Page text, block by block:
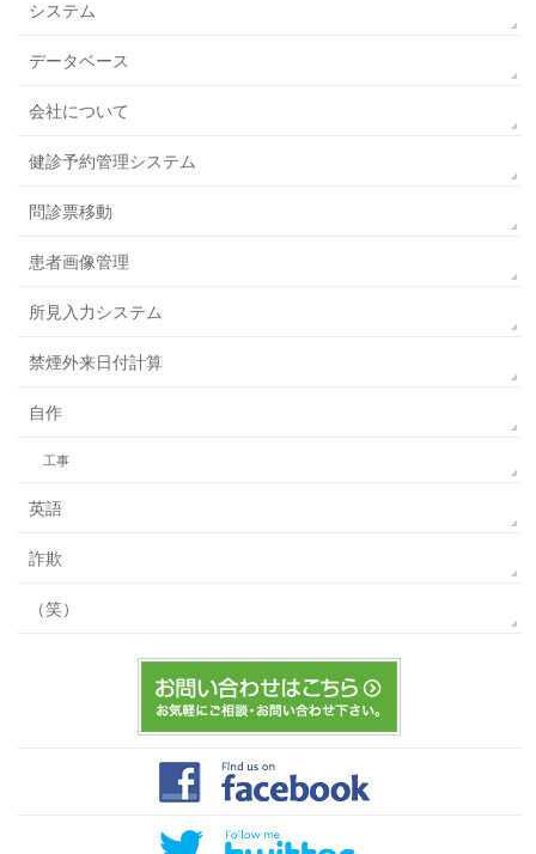
システム
データベース
会社について
健診予約管理システム
問診票移動
患者画像管理
所見入力システム
禁煙外来日付計算
自作
工事
英語
詐欺
（笑）